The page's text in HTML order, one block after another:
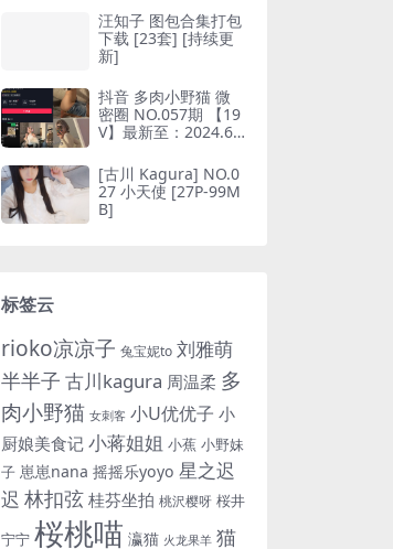
汪知子 图包合集打包
下载 [23套] [持续更
新]
抖音 多肉小野猫 微
密圈 NO.057期 【19
V】最新至：2024.6.
推特叫什么)
[古川 Kagura] NO.0
27 小天使 [27P-99M
B]
标签云
rioko凉凉子 兔宝妮to 刘雅萌
半半子 古川kagura 周温柔 多
肉小野猫 女刺客 小U优优子 小
厨娘美食记 小蒋姐姐 小蕉 小野妹
子 崽崽nana 摇摇乐yoyo 星之迟
迟 林扣弦 桂芬坐拍 桃沢樱呀 桜井
宁宁 桜桃喵 瀛猫 火龙果羊 猫